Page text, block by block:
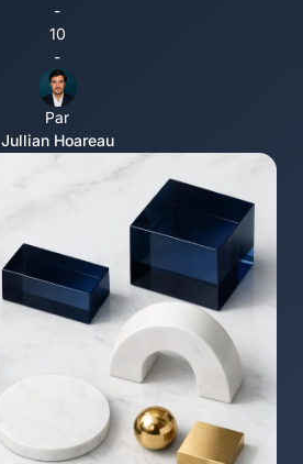
-
10
-
Par
Jullian Hoareau